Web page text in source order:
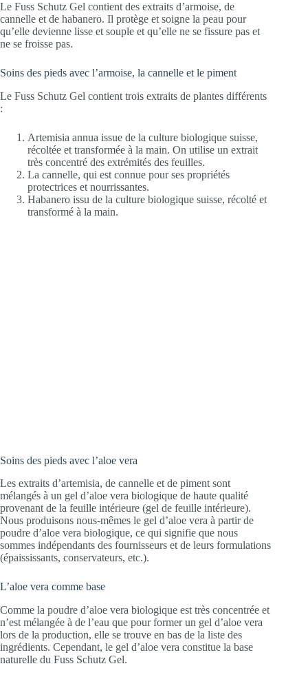
Le Fuss Schutz Gel contient des extraits d’armoise, de
cannelle et de habanero. Il protège et soigne la peau pour
qu’elle devienne lisse et souple et qu’elle ne se fissure pas et
ne se froisse pas.
Soins des pieds avec l’armoise, la cannelle et le piment
Le Fuss Schutz Gel contient trois extraits de plantes différents
:
Artemisia annua issue de la culture biologique suisse,
récoltée et transformée à la main. On utilise un extrait
très concentré des extrémités des feuilles.
La cannelle, qui est connue pour ses propriétés
protectrices et nourrissantes.
Habanero issu de la culture biologique suisse, récolté et
transformé à la main.
Soins des pieds avec l’aloe vera
Les extraits d’artemisia, de cannelle et de piment sont
mélangés à un gel d’aloe vera biologique de haute qualité
provenant de la feuille intérieure (gel de feuille intérieure).
Nous produisons nous-mêmes le gel d’aloe vera à partir de
poudre d’aloe vera biologique, ce qui signifie que nous
sommes indépendants des fournisseurs et de leurs formulations
(épaississants, conservateurs, etc.).
L’aloe vera comme base
Comme la poudre d’aloe vera biologique est très concentrée et
n’est mélangée à de l’eau que pour former un gel d’aloe vera
lors de la production, elle se trouve en bas de la liste des
ingrédients. Cependant, le gel d’aloe vera constitue la base
naturelle du Fuss Schutz Gel.